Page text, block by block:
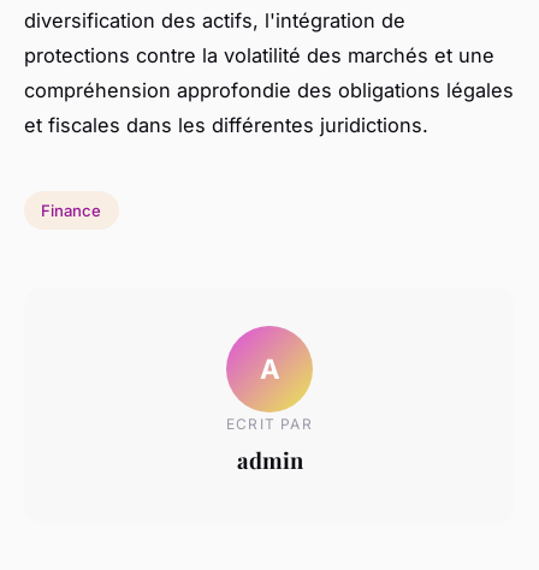
diversification des actifs, l'intégration de
protections contre la volatilité des marchés et une
compréhension approfondie des obligations légales
et fiscales dans les différentes juridictions.
Finance
A
ECRIT PAR
admin